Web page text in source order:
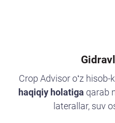
Crop Advisor oʻz
haqiqiy holatiga qarab
laterallar, suv